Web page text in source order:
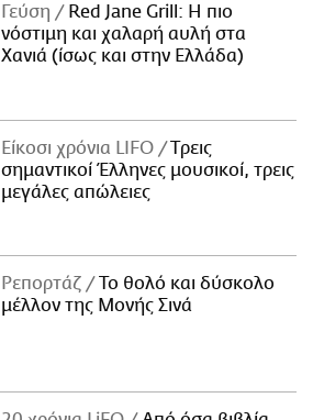
Γεύση
Red Jane Grill: Η πιο
νόστιμη και χαλαρή αυλή στα
Χανιά (ίσως και στην Ελλάδα)
Είκοσι χρόνια LIFO
Tρεις
σημαντικοί Έλληνες μουσικοί, τρεις
μεγάλες απώλειες
Ρεπορτάζ
Το θολό και δύσκολο
μέλλον της Μονής Σινά